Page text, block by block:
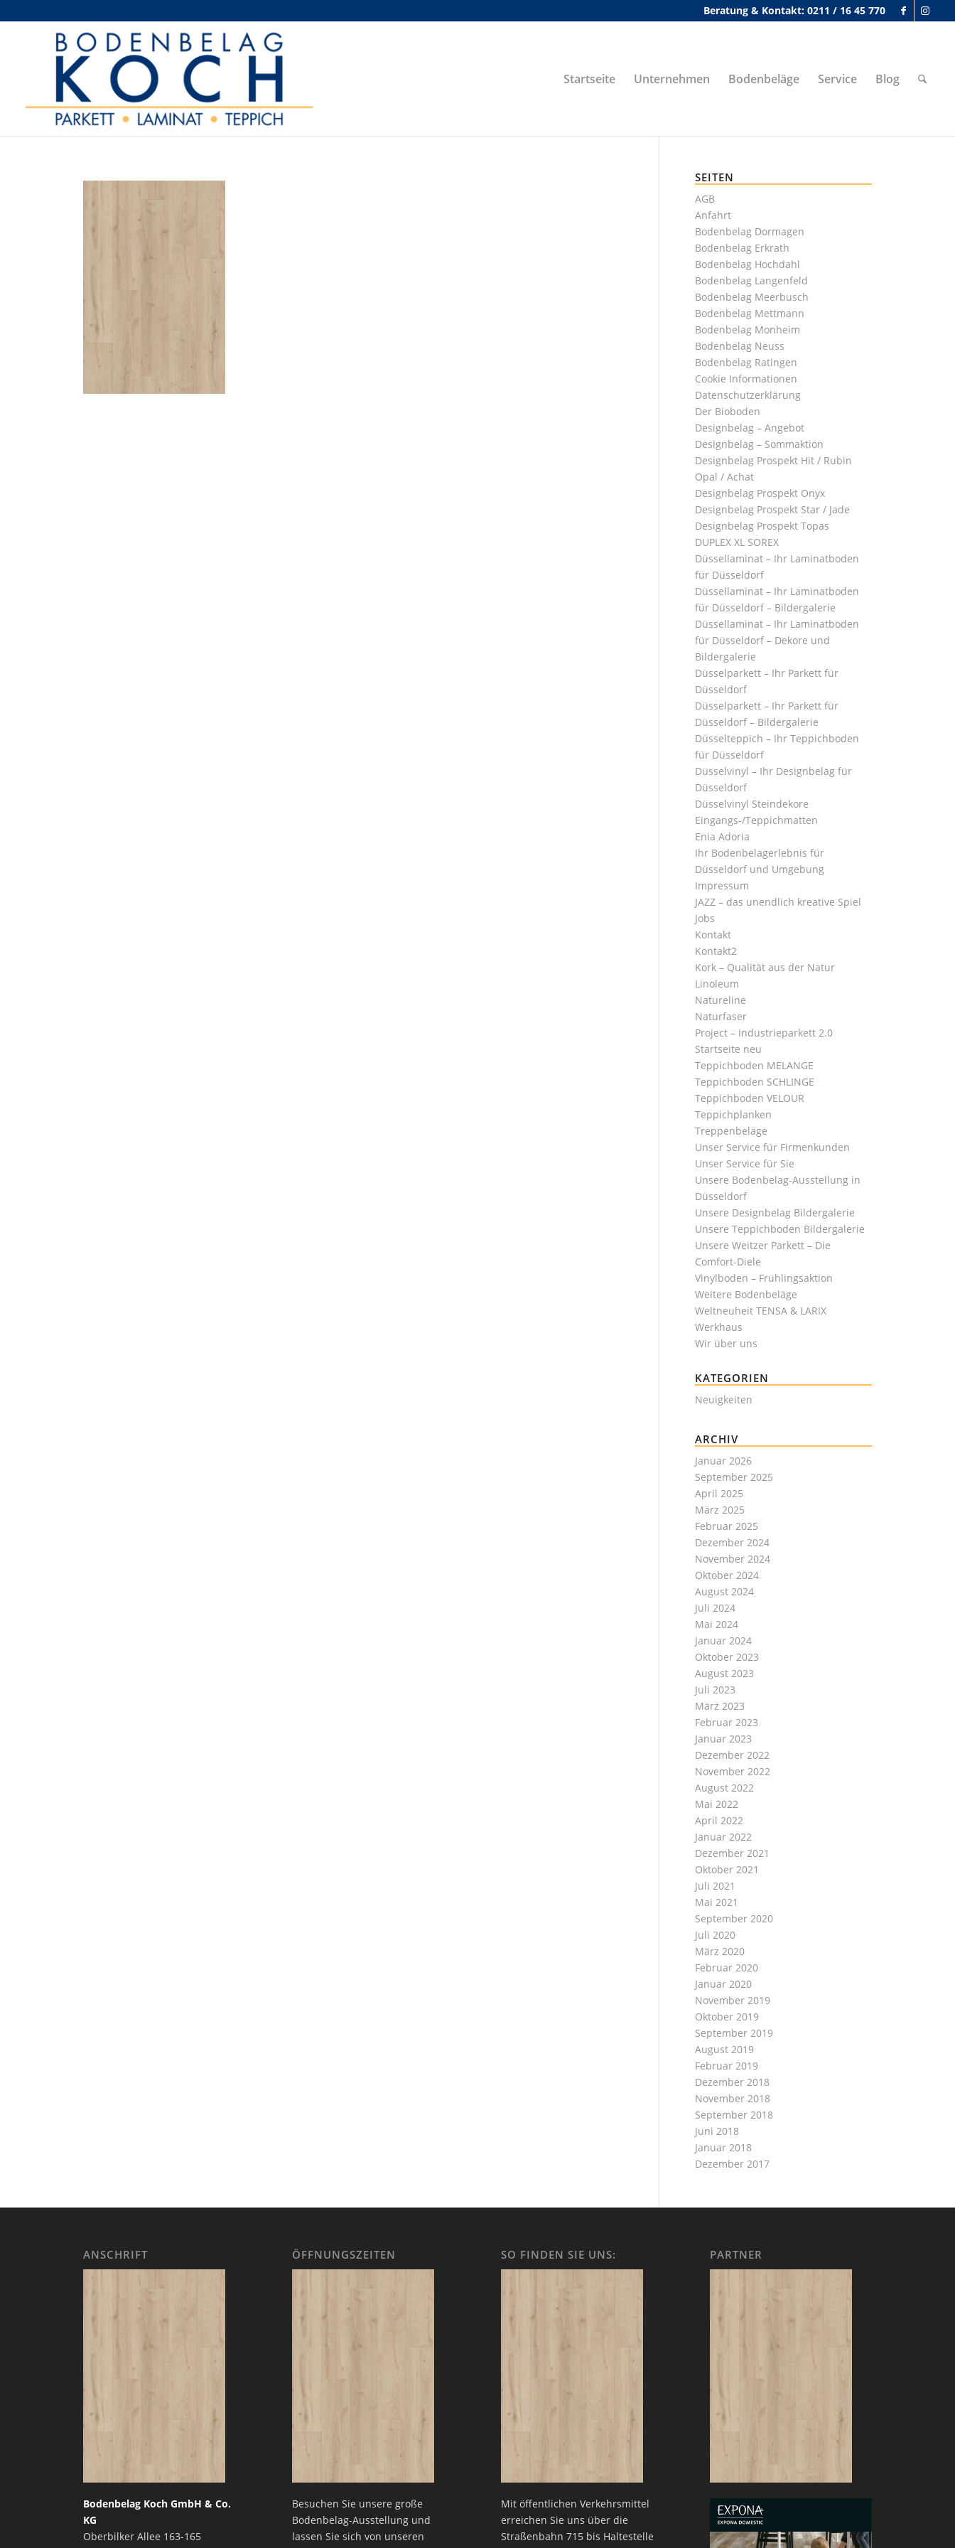
Beratung & Kontakt: 0211 / 16 45 770
Startseite Unternehmen Bodenbeläge Service Blog
SEITEN
AGB
Anfahrt
Bodenbelag Dormagen
Bodenbelag Erkrath
Bodenbelag Hochdahl
Bodenbelag Langenfeld
Bodenbelag Meerbusch
Bodenbelag Mettmann
Bodenbelag Monheim
Bodenbelag Neuss
Bodenbelag Ratingen
Cookie Informationen
Datenschutzerklärung
Der Bioboden
Designbelag – Angebot
Designbelag – Sommaktion
Designbelag Prospekt Hit / Rubin
Opal / Achat
Designbelag Prospekt Onyx
Designbelag Prospekt Star / Jade
Designbelag Prospekt Topas
DUPLEX XL SOREX
Düssellaminat – Ihr Laminatboden
für Düsseldorf
Düssellaminat – Ihr Laminatboden
für Düsseldorf – Bildergalerie
Düssellaminat – Ihr Laminatboden
für Düsseldorf – Dekore und
Bildergalerie
Düsselparkett – Ihr Parkett für
Düsseldorf
Düsselparkett – Ihr Parkett für
Düsseldorf – Bildergalerie
Düsselteppich – Ihr Teppichboden
für Düsseldorf
Düsselvinyl – Ihr Designbelag für
Düsseldorf
Düsselvinyl Steindekore
Eingangs-/Teppichmatten
Enia Adoria
Ihr Bodenbelagerlebnis für
Düsseldorf und Umgebung
Impressum
JAZZ – das unendlich kreative Spiel
Jobs
Kontakt
Kontakt2
Kork – Qualität aus der Natur
Linoleum
Natureline
Naturfaser
Project – Industrieparkett 2.0
Startseite neu
Teppichboden MELANGE
Teppichboden SCHLINGE
Teppichboden VELOUR
Teppichplanken
Treppenbeläge
Unser Service für Firmenkunden
Unser Service für Sie
Unsere Bodenbelag-Ausstellung in
Düsseldorf
Unsere Designbelag Bildergalerie
Unsere Teppichboden Bildergalerie
Unsere Weitzer Parkett – Die
Comfort-Diele
Vinylboden – Frühlingsaktion
Weitere Bodenbeläge
Weltneuheit TENSA & LARIX
Werkhaus
Wir über uns
KATEGORIEN
Neuigkeiten
ARCHIV
Januar 2026
September 2025
April 2025
März 2025
Februar 2025
Dezember 2024
November 2024
Oktober 2024
August 2024
Juli 2024
Mai 2024
Januar 2024
Oktober 2023
August 2023
Juli 2023
März 2023
Februar 2023
Januar 2023
Dezember 2022
November 2022
August 2022
Mai 2022
April 2022
Januar 2022
Dezember 2021
Oktober 2021
Juli 2021
Mai 2021
September 2020
Juli 2020
März 2020
Februar 2020
Januar 2020
November 2019
Oktober 2019
September 2019
August 2019
Februar 2019
Dezember 2018
November 2018
September 2018
Juni 2018
Januar 2018
Dezember 2017
ANSCHRIFT
Bodenbelag Koch GmbH & Co.
KG
Oberbilker Allee 163-165
ÖFFNUNGSZEITEN
Besuchen Sie unsere große
Bodenbelag-Ausstellung und
lassen Sie sich von unseren
SO FINDEN SIE UNS:
Mit öffentlichen Verkehrsmittel
erreichen Sie uns über die
Straßenbahn 715 bis Haltestelle
PARTNER